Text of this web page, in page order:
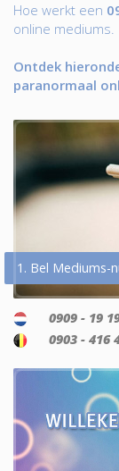
Hoe werkt een
online mediums.
Ontdek
paranormaal
1. Bel Mediums-
0909 - 19
0903 - 416